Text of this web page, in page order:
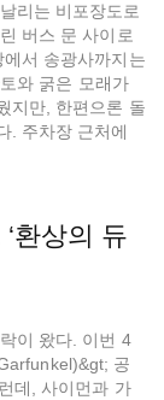
리는 비포장도로
버스 문 사이로
서 송광사까지는
와 굵은 모래가
지만, 한편으론 돌
. 주차장 근처에
환상의 듀
이 왔다. 이번 4
공
데, 사이먼과 가